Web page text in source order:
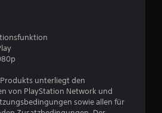
r
unterliegt den
von PlayStation Network und
sowie allen für